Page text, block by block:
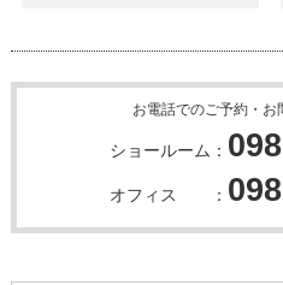
お電話でのご予約・お
ショールーム：
オフィス ：